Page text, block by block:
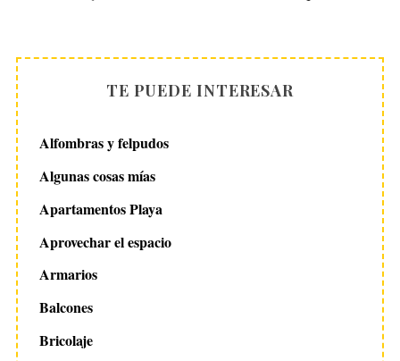
TE PUEDE INTERESAR
Alfombras y felpudos
Algunas cosas mías
Apartamentos Playa
Aprovechar el espacio
Armarios
Balcones
Bricolaje